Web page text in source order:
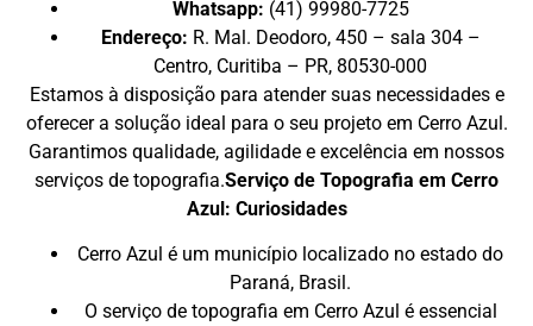
Whatsapp: (41) 99980-7725
Endereço: R. Mal. Deodoro, 450 – sala 304 –
Centro, Curitiba – PR, 80530-000
Estamos à disposição para atender suas necessidades e
oferecer a solução ideal para o seu projeto em Cerro Azul.
Garantimos qualidade, agilidade e excelência em nossos
serviços de topografia.Serviço de Topografia em Cerro
Azul: Curiosidades
Cerro Azul é um município localizado no estado do
Paraná, Brasil.
O serviço de topografia em Cerro Azul é essencial